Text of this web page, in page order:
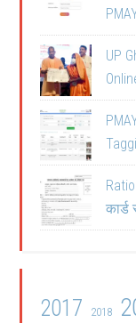
UP
कार्ड
2017 2018